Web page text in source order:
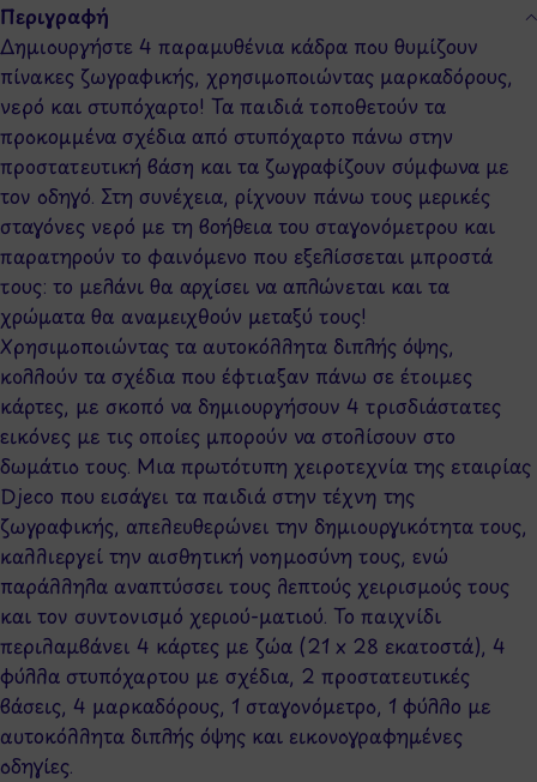
Περιγραφή
Δημιουργήστε 4 παραμυθένια κάδρα που θυμίζουν
πίνακες ζωγραφικής, χρησιμοποιώντας μαρκαδόρους,
νερό και στυπόχαρτο! Τα παιδιά τοποθετούν τα
προκομμένα σχέδια από στυπόχαρτο πάνω στην
προστατευτική βάση και τα ζωγραφίζουν σύμφωνα με
τον οδηγό. Στη συνέχεια, ρίχνουν πάνω τους μερικές
σταγόνες νερό με τη βοήθεια του σταγονόμετρου και
παρατηρούν το φαινόμενο που εξελίσσεται μπροστά
τους: το μελάνι θα αρχίσει να απλώνεται και τα
χρώματα θα αναμειχθούν μεταξύ τους!
Χρησιμοποιώντας τα αυτοκόλλητα διπλής όψης,
κολλούν τα σχέδια που έφτιαξαν πάνω σε έτοιμες
κάρτες, με σκοπό να δημιουργήσουν 4 τρισδιάστατες
εικόνες με τις οποίες μπορούν να στολίσουν στο
δωμάτιο τους. Μια πρωτότυπη χειροτεχνία της εταιρίας
Djeco που εισάγει τα παιδιά στην τέχνη της
ζωγραφικής, απελευθερώνει την δημιουργικότητα τους,
καλλιεργεί την αισθητική νοημοσύνη τους, ενώ
παράλληλα αναπτύσσει τους λεπτούς χειρισμούς τους
και τον συντονισμό χεριού-ματιού. Το παιχνίδι
περιλαμβάνει 4 κάρτες με ζώα (21 x 28 εκατοστά), 4
φύλλα στυπόχαρτου με σχέδια, 2 προστατευτικές
βάσεις, 4 μαρκαδόρους, 1 σταγονόμετρο, 1 φύλλο με
αυτοκόλλητα διπλής όψης και εικονογραφημένες
οδηγίες.